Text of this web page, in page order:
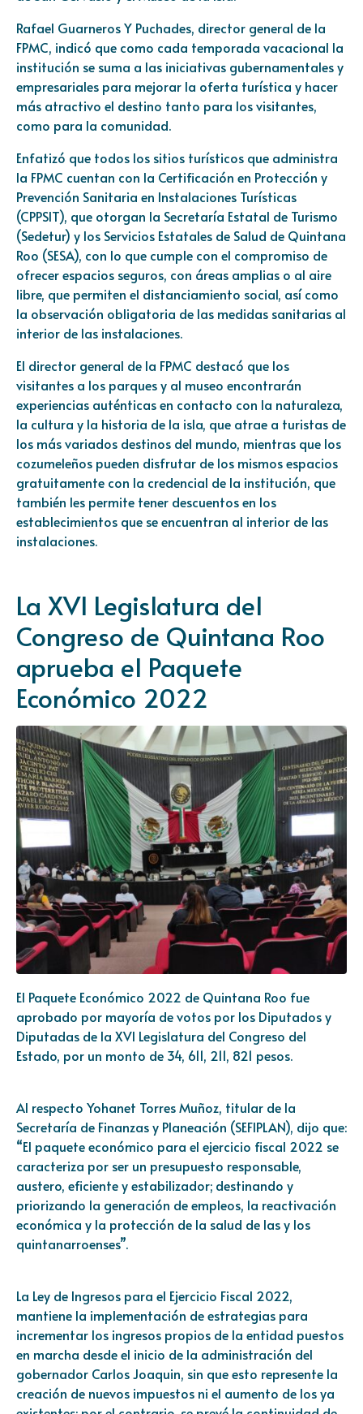
Rafael Guarneros Y Puchades, director general de la
FPMC, indicó que como cada temporada vacacional la
institución se suma a las iniciativas gubernamentales y
empresariales para mejorar la oferta turística y hacer
más atractivo el destino tanto para los visitantes,
como para la comunidad.
Enfatizó que todos los sitios turísticos que administra
la FPMC cuentan con la Certificación en Protección y
Prevención Sanitaria en Instalaciones Turísticas
(CPPSIT), que otorgan la Secretaría Estatal de Turismo
(Sedetur) y los Servicios Estatales de Salud de Quintana
Roo (SESA), con lo que cumple con el compromiso de
ofrecer espacios seguros, con áreas amplias o al aire
libre, que permiten el distanciamiento social, así como
la observación obligatoria de las medidas sanitarias al
interior de las instalaciones.
El director general de la FPMC destacó que los
visitantes a los parques y al museo encontrarán
experiencias auténticas en contacto con la naturaleza,
la cultura y la historia de la isla, que atrae a turistas de
los más variados destinos del mundo, mientras que los
cozumeleños pueden disfrutar de los mismos espacios
gratuitamente con la credencial de la institución, que
también les permite tener descuentos en los
establecimientos que se encuentran al interior de las
instalaciones.
La XVI Legislatura del
Congreso de Quintana Roo
aprueba el Paquete
Económico 2022
El Paquete Económico 2022 de Quintana Roo fue
aprobado por mayoría de votos por los Diputados y
Diputadas de la XVI Legislatura del Congreso del
Estado, por un monto de 34, 611, 211, 821 pesos.
Al respecto Yohanet Torres Muñoz, titular de la
Secretaría de Finanzas y Planeación (SEFIPLAN), dijo que:
“El paquete económico para el ejercicio fiscal 2022 se
caracteriza por ser un presupuesto responsable,
austero, eficiente y estabilizador; destinando y
priorizando la generación de empleos, la reactivación
económica y la protección de la salud de las y los
quintanarroenses”.
La Ley de Ingresos para el Ejercicio Fiscal 2022,
mantiene la implementación de estrategias para
incrementar los ingresos propios de la entidad puestos
en marcha desde el inicio de la administración del
gobernador Carlos Joaquin, sin que esto represente la
creación de nuevos impuestos ni el aumento de los ya